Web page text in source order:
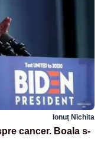
Ionuț Nichita
cancer. Boala s-